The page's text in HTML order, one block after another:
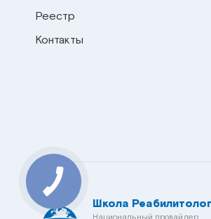
Реестр
Контакты
Школа Реабилитолог
Национальный провайдер
КНОПКА
СВЯЗИ